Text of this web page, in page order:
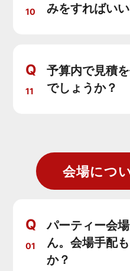
10
みをすればい
Q
11
予算内で見積
でしょうか？
会場につ
Q
01
パーティー会
ん。会場手配
か？